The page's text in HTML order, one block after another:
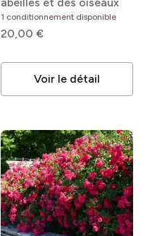
Purple 'Meicosme'
1 conditionnement disponible
20,00 €
Voir le détail